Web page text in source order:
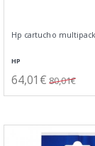
Hp cartucho
HP
64,01€ 80,01€